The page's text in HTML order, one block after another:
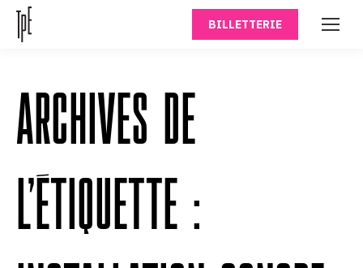
BILLETTERIE
ARCHIVES DE
L’ÉTIQUETTE :